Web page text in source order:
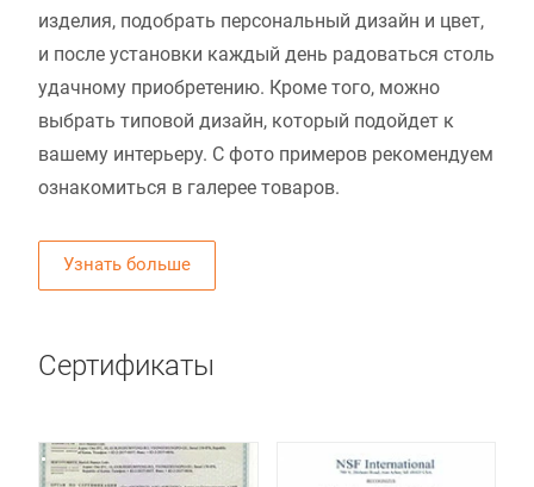
изделия, подобрать персональный дизайн и цвет,
и после установки каждый день радоваться столь
удачному приобретению. Кроме того, можно
выбрать типовой дизайн, который подойдет к
вашему интерьеру. С фото примеров рекомендуем
ознакомиться в галерее товаров.
Узнать больше
Сертификаты